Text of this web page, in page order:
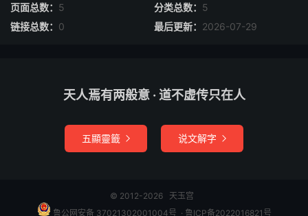
页面总数： 5 分类总数： 5
链接总数： 0 最后更新： 2026-07-29
天人焉有两般意 · 道不虚传只在人
五顯靈籤  说文解字 
© 2012-2026 天玉宫
鲁公网安备 37021302001004号 ​​​ · 鲁ICP备2022016821号